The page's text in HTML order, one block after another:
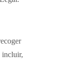
incluir,